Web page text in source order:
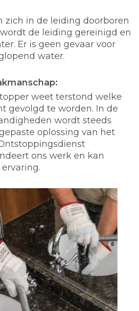
zich in de leiding doorboren
de leiding gereinigd en
Er is geen gevaar voor
water.
weet terstond welke
gevolgd te worden. In de
wordt steeds
oplossing van het
ons werk en kan